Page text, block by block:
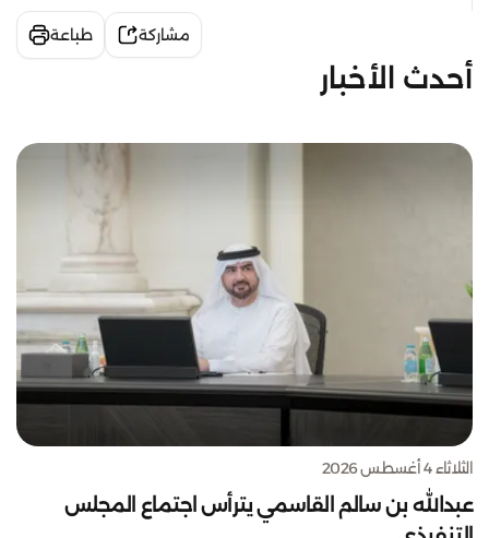
مشاركة طباعة
أحدث الأخبار
الثلاثاء 4 أغسطس 2026
عبدالله بن سالم القاسمي يترأس اجتماع المجلس